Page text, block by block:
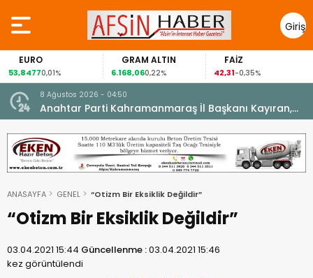
Giriş
Yap
EURO
53,84770,01%
GRAM ALTIN
6.168,060,22%
FAİZ
42,31-0,35%
8 Ağustos 2026 - 04:50
Anahtar Parti Kahramanmaraş İl Başkanı Kayıran,
Afşin Teşkilatı ile buluştu.
ANASAYFA GENEL “Otizm Bir Eksiklik Değildir”
“Otizm Bir Eksiklik Değildir”
03.04.2021 15:44 Güncellenme :03.04.2021 15:46
kez görüntülendi